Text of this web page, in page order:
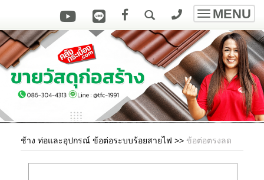
Toggle
MENU
ช้าง ท่อและอุปกรณ์ ข้อต่อระบบร้อยสายไฟ >> ข้อต่อตรงลด